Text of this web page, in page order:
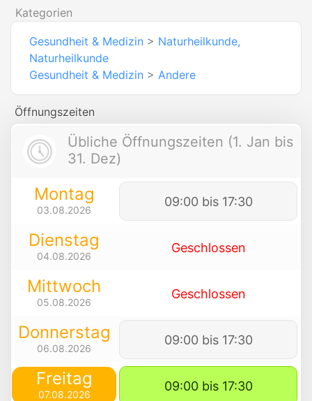
Kategorien
Gesundheit & Medizin > Naturheilkunde,
Naturheilkunde
Gesundheit & Medizin > Andere
Öffnungszeiten
Übliche Öffnungszeiten (1. Jan bis
31. Dez)
Montag
03.08.2026
09:00 bis 17:30
Dienstag
04.08.2026
Geschlossen
Mittwoch
05.08.2026
Geschlossen
Donnerstag
06.08.2026
09:00 bis 17:30
Freitag
07.08.2026
09:00 bis 17:30